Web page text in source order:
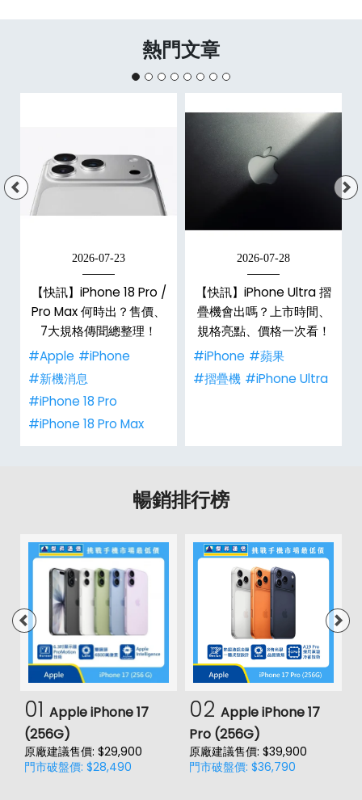
熱門文章
2026-07-23
【快訊】iPhone 18 Pro /
Pro Max 何時出？售價、
7大規格傳聞總整理！
#Apple #iPhone
#新機消息
#iPhone 18 Pro
#iPhone 18 Pro Max
2026-07-28
【快訊】iPhone Ultra 摺
疊機會出嗎？上市時間、
規格亮點、價格一次看！
#iPhone #蘋果
#摺疊機 #iPhone Ultra
暢銷排行榜
01 Apple iPhone 17
(256G)
原廠建議售價: $29,900
門市破盤價: $28,490
02 Apple iPhone 17
Pro (256G)
原廠建議售價: $39,900
門市破盤價: $36,790